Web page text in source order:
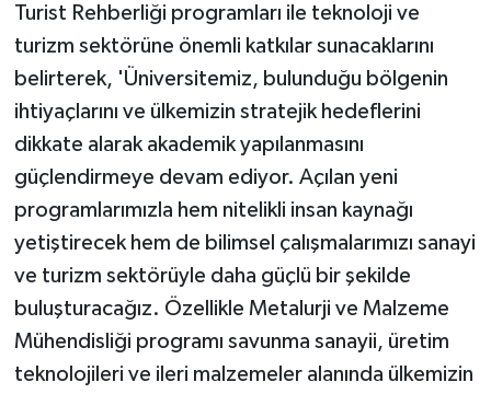
Turist Rehberliği programları ile teknoloji ve
turizm sektörüne önemli katkılar sunacaklarını
belirterek, 'Üniversitemiz, bulunduğu bölgenin
ihtiyaçlarını ve ülkemizin stratejik hedeflerini
dikkate alarak akademik yapılanmasını
güçlendirmeye devam ediyor. Açılan yeni
programlarımızla hem nitelikli insan kaynağı
yetiştirecek hem de bilimsel çalışmalarımızı sanayi
ve turizm sektörüyle daha güçlü bir şekilde
buluşturacağız. Özellikle Metalurji ve Malzeme
Mühendisliği programı savunma sanayii, üretim
teknolojileri ve ileri malzemeler alanında ülkemizin